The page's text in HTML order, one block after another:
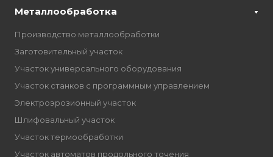
Металлообработка
Производство металлообработки
Заготовительный участок
Участок универсального оборудования
Участок станков с программным управлением
Электроэрозионный участок
Шлифовальный участок
Участок термообработки
Участок автоматов продольного точения